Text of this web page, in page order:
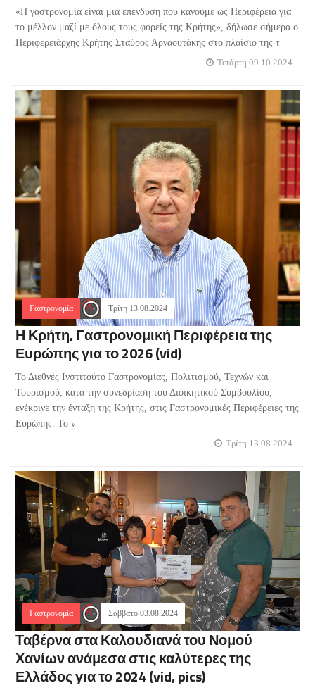
«Η γαστρονομία είναι μια επένδυση που κάνουμε ως Περιφέρεια για
το μέλλον μαζί με όλους τους φορείς της Κρήτης», δήλωσε σήμερα ο
Περιφερειάρχης Κρήτης Σταύρος Αρναουτάκης στο πλαίσιο της τ
Τετάρτη 09.10.2024
Γαστρονομία Τρίτη 13.08.2024
Η Κρήτη, Γαστρονομική Περιφέρεια της
Ευρώπης για το 2026 (vid)
Το Διεθνές Ινστιτούτο Γαστρονομίας, Πολιτισμού, Τεχνών και
Τουρισμού, κατά την συνεδρίαση του Διοικητικού Συμβουλίου,
ενέκρινε την ένταξη της Κρήτης, στις Γαστρονομικές Περιφέρειες της
Ευρώπης. Το ν
Τρίτη 13.08.2024
Γαστρονομία Σάββατο 03.08.2024
Ταβέρνα στα Καλουδιανά του Νομού
Χανίων ανάμεσα στις καλύτερες της
Ελλάδος για το 2024 (vid, pics)